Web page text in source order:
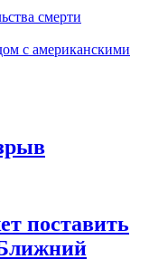
смерти
с американскими
поставить